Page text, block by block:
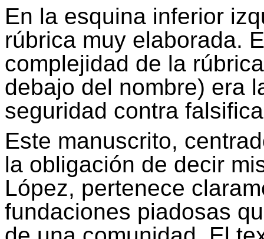
En la esquina inferior
rúbrica muy elaborada.
complejidad de la
debajo del nombre) era
seguridad contra
Este manuscrito,
la obligación de decir
López, pertenece
fundaciones piadosas